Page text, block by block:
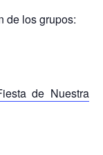
de los grupos:
de Nuestra